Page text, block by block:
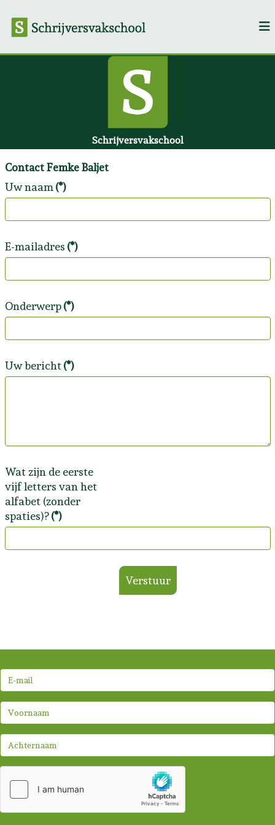
Schrijversvakschool
Contact Femke Baljet
Uw naam (*)
E-mailadres (*)
Onderwerp (*)
Uw bericht (*)
Wat zijn de eerste
vijf letters van het
alfabet (zonder
spaties)? (*)
Verstuur